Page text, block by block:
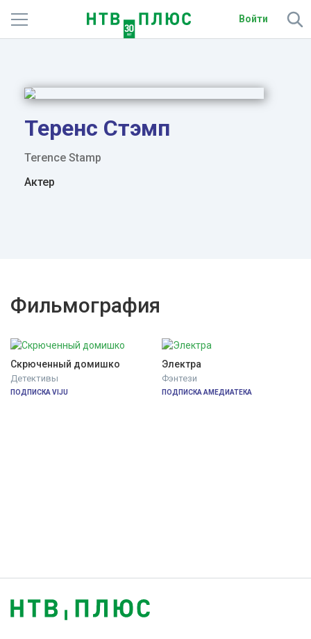
Войти
Фильмы и сериалы
Спорт
Подписки
Радио
Теренс Стэмп
Terence Stamp
Актер
Фильмография
Скрюченный домишко
Детективы
ПОДПИСКА VIJU
Электра
Фэнтези
ПОДПИСКА АМЕДИАТЕКА